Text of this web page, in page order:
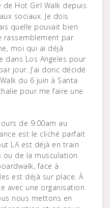
de Hot Girl Walk depuis
sociaux. Je dois
quelle pouvait bien
rassemblement par
moi qui ai déjà
dans Los Angeles pour
jour. J’ai donc décidé
du 6 juin à Santa
pour me faire une
de 9:00am au
est le cliché parfait
LA est déjà en train
ou de la musculation
face à
est déjà sur place. À
avec une organisation
nous mettons en